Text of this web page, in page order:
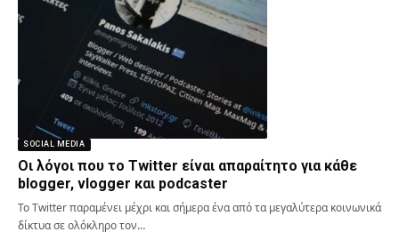
SOCIAL MEDIA
Οι λόγοι που το Twitter είναι απαραίτητο για κάθε
blogger, vlogger και podcaster
Το Twitter παραμένει μέχρι και σήμερα ένα από τα μεγαλύτερα κοινωνικά
δίκτυα σε ολόκληρο τον…